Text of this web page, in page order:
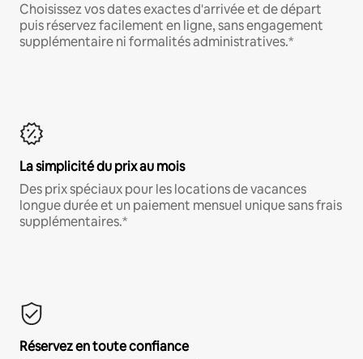
Choisissez vos dates exactes d'arrivée et de départ
puis réservez facilement en ligne, sans engagement
supplémentaire ni formalités administratives.*
La simplicité du prix au mois
Des prix spéciaux pour les locations de vacances
longue durée et un paiement mensuel unique sans frais
supplémentaires.*
Réservez en toute confiance